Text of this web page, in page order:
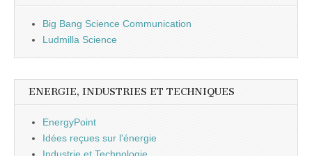
Big Bang Science Communication
Ludmilla Science
ENERGIE, INDUSTRIES ET TECHNIQUES
EnergyPoint
Idées reçues sur l'énergie
Industrie et Technologie